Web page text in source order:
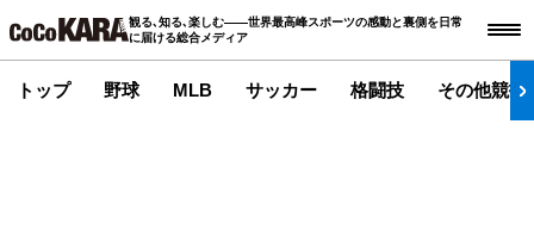
観る､知る､楽しむ――世界最高峰スポーツの感動と裏側を日常
に届ける総合メディア
トップ 野球 MLB サッカー 格闘技 その他競技